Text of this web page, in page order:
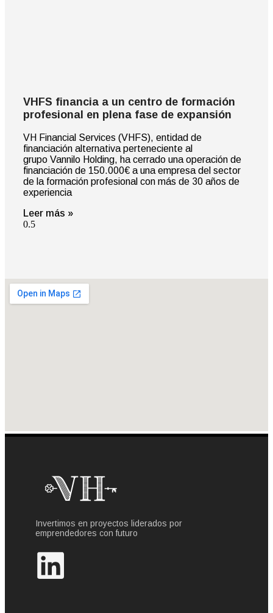
VHFS financia a un centro de formación
profesional en plena fase de expansión
VH Financial Services (VHFS), entidad de
financiación alternativa perteneciente al
grupo Vannilo Holding, ha cerrado una operación de
financiación de 150.000€ a una empresa del sector
de la formación profesional con más de 30 años de
experiencia
Leer más »
Invertimos en proyectos liderados por
emprendedores con futuro